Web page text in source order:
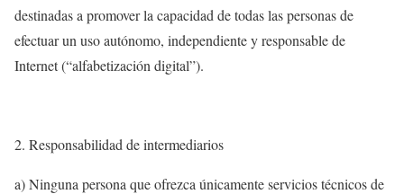
destinadas a promover la capacidad de todas las personas de
efectuar un uso autónomo, independiente y responsable de
Internet (“alfabetización digital”).
Responsabilidad de intermediarios
a) Ninguna persona que ofrezca únicamente servicios técnicos de